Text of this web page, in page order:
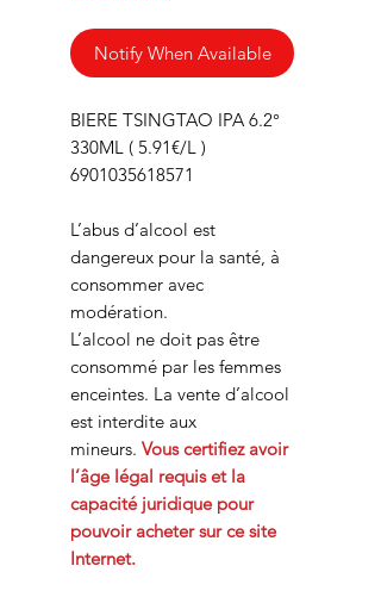
Notify When Available
BIERE TSINGTAO IPA 6.2°
330ML ( 5.91€/L )
6901035618571
L’abus d’alcool est
dangereux pour la santé, à
consommer avec
modération.
L’alcool ne doit pas être
consommé par les femmes
enceintes. La vente d’alcool
est interdite aux
mineurs. Vous certifiez avoir
l’âge légal requis et la
capacité juridique pour
pouvoir acheter sur ce site
Internet.